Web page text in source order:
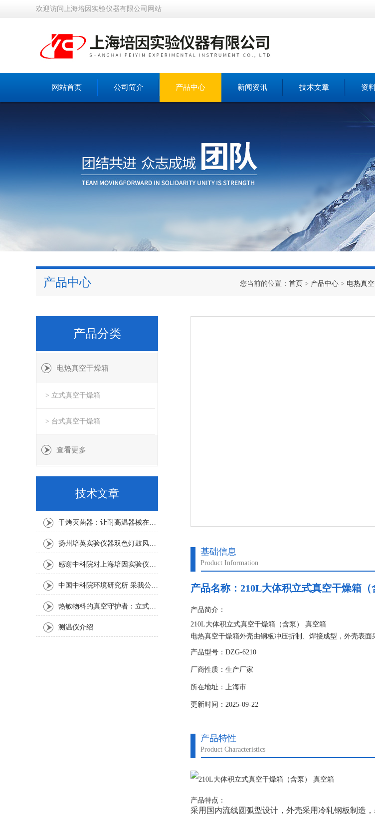
欢迎访问上海培因实验仪器有限公司网站
网站首页 公司简介 产品中心 新闻资讯 技术文章 资
产品中心 您当前的位置： 首页 > 产品中心 > 电热真
基础信息
Product Information
产品名称： 210L大体积立式真空干燥箱（
产品简介：
210L大体积立式真空干燥箱（含泵） 真空箱
电热真空干燥箱外壳由钢板冲压折制、焊接成型，外壳表
焊接而成，工作室与外壳之间填充保温棉。工作室的内部
产品型号：DZG-6210
厂商性质：生产厂家
所在地址：上海市
更新时间：2025-09-22
产品特性
Product Characteristics
产品特点：
采用国内流线圆弧型设计，外壳采用冷轧钢板制造，
产品分类
电热真空干燥箱
> 立式真空干燥箱
> 台式真空干燥箱
查看更多
技术文章
干烤灭菌器：让耐高温器械在无水高温中重获无菌新生
扬州培英实验仪器双色灯鼓风干燥箱
感谢中科院对上海培因实验仪器的认可
中国中科院环境研究所 采我公司仪器300L人工气候箱 实验效果获高度评价
热敏物料的真空守护者：立式真空干燥箱选购指南
测温仪介绍